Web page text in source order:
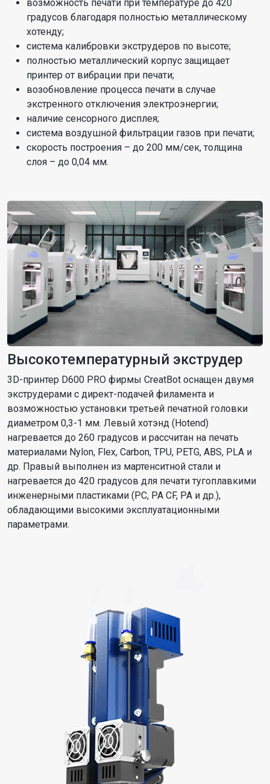
возможность печати при температуре до 420
градусов благодаря полностью металлическому
хотенду;
система калибровки экструдеров по высоте;
полностью металлический корпус защищает
принтер от вибрации при печати;
возобновление процесса печати в случае
экстренного отключения электроэнергии;
наличие сенсорного дисплея;
система воздушной фильтрации газов при печати;
скорость построения – до 200 мм/сек, толщина
слоя – до 0,04 мм.
Высокотемпературный экструдер
3D-принтер D600 PRO фирмы CreatBot оснащен двумя
экструдерами с директ-подачей филамента и
возможностью установки третьей печатной головки
диаметром 0,3-1 мм. Левый хотэнд (Hotend)
нагревается до 260 градусов и рассчитан на печать
материалами Nylon, Flex, Carbon, TPU, PETG, ABS, PLA и
др. Правый выполнен из мартенситной стали и
нагревается до 420 градусов для печати тугоплавкими
инженерными пластиками (PC, PA CF, PA и др.),
обладающими высокими эксплуатационными
параметрами.